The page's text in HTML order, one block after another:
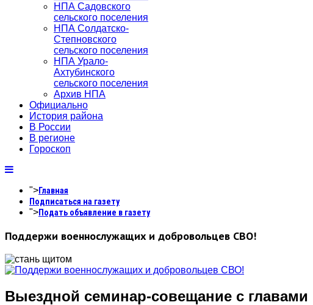
НПА Садовского
сельского поселения
НПА Солдатско-
Степновского
сельского поселения
НПА Урало-
Ахтубинского
сельского поселения
Архив НПА
Официально
История района
В России
В регионе
Гороскоп
">Главная
Подписаться на газету
">Подать объявление в газету
Поддержи военнослужащих и добровольцев СВО!
Выездной семинар-совещание с